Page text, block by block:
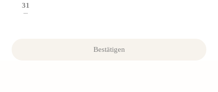
31
---
Bestätigen